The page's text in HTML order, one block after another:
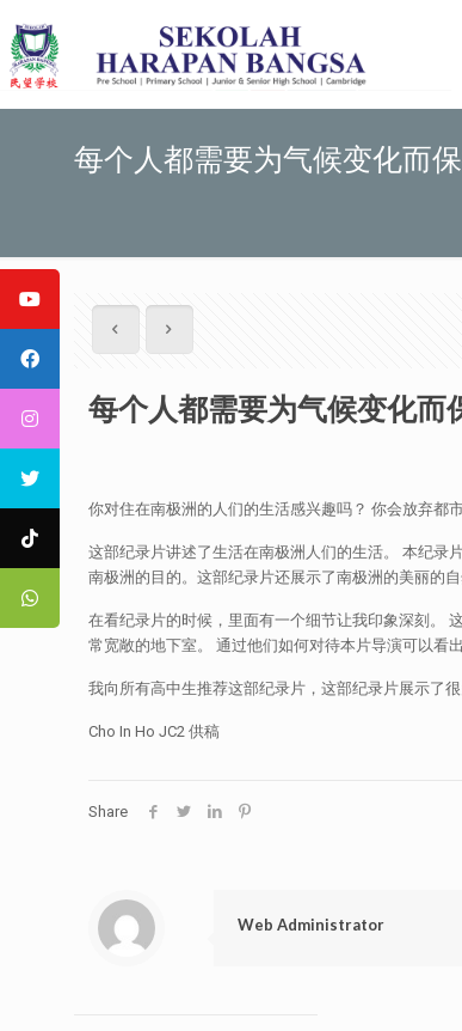
每个人都需要为气候变化而
每个人都需要为气候变化而
你对住在南极洲的人们的生活感兴趣吗？ 你会放弃都
这部纪录片讲述了生活在南极洲人们的生活。 本纪录
南极洲的目的。这部纪录片还展示了南极洲的美丽的
在看纪录片的时候，里面有一个细节让我印象深刻。
常宽敞的地下室。 通过他们如何对待本片导演可以看
我向所有高中生推荐这部纪录片，这部纪录片展示了
Cho In Ho JC2 供稿
Share
Web Administrator